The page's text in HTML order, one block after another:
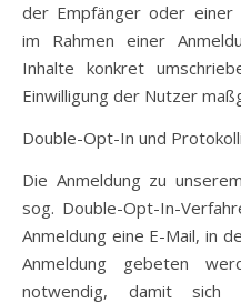
der Empfänger oder einer
im Rahmen einer
Inhalte konkret
Einwilligung der Nutzer
Double-Opt-In und
Die Anmeldung zu
sog. Double-Opt-In-
Anmeldung eine E-Mail, in
Anmeldung gebeten
notwendig, damit